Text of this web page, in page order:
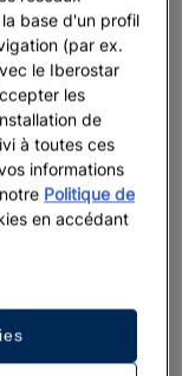
base d'un profil
(par ex.
le Iberostar
les
de
à toutes ces
informations
Politique de
en accédant